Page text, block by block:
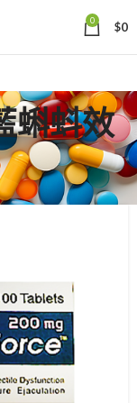
0 $0
蝌蚪效